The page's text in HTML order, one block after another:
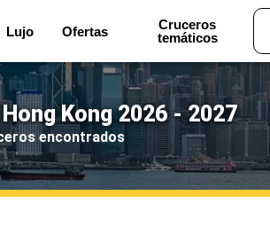
Lujo Ofertas
Cruceros
temáticos
Kong 2026 - 2027
encontrados